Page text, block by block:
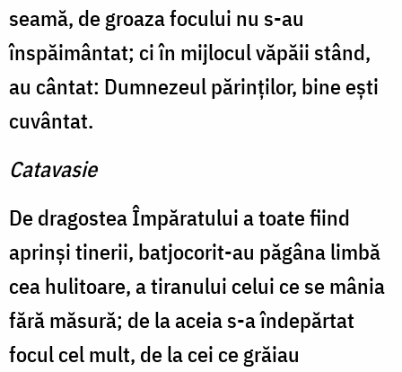
seamă, de groaza focului nu s-au
înspăimântat; ci în mijlocul văpăii stând,
au cântat: Dumnezeul părinţilor, bine eşti
cuvântat.
Catavasie
De dragostea Împăratului a toate fiind
aprinşi tinerii, batjocorit-au păgâna limbă
cea hulitoare, a tiranului celui ce se mânia
fără măsură; de la aceia s-a îndepărtat
focul cel mult, de la cei ce grăiau